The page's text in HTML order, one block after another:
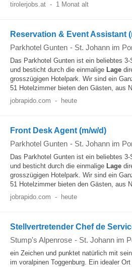
tirolerjobs.at - 1 Monat alt
Reservation & Event Assistant
Parkhotel Gunten - St. Johann im
Das Parkhotel Gunten ist ein beliebtes 3-
und besticht durch die einmalige Lage
grosszügigen Hotelpark. Wir sind ein
51 Hotelzimmer bieten den Gästen, aus
jobrapido.com - heute
Front Desk Agent (m/w/d)
Parkhotel Gunten - St. Johann im
Das Parkhotel Gunten ist ein beliebtes 3-
und besticht durch die einmalige Lage
grosszügigen Hotelpark. Wir sind ein
51 Hotelzimmer bieten den Gästen, aus
jobrapido.com - heute
Stellvertretender Chef de
Stump's Alpenrose - St. Johann im
ein Zeichen und punktet natürlich mit
im voralpinen Toggenburg. Ein idealer